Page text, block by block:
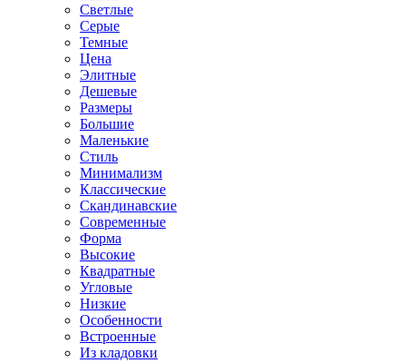
Светлые
Серые
Темные
Цена
Элитные
Дешевые
Размеры
Большие
Маленькие
Стиль
Минимализм
Классические
Скандинавские
Современные
Форма
Высокие
Квадратные
Угловые
Низкие
Особенности
Встроенные
Из кладовки